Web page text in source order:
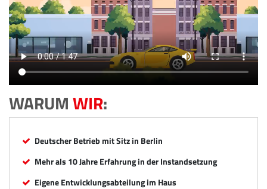
WARUMWIR:
Deutscher Betrieb mit Sitz in Berlin
Mehr als 10 Jahre Erfahrung in der Instandsetzung
Eigene Entwicklungsabteilung im Haus